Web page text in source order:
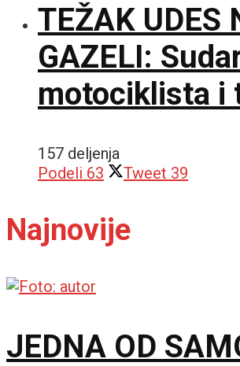
TEŽAK UDES
GAZELI:
motociklista i
157 deljenja
Podeli 63 Tweet 39
Najnovije
JEDNA OD